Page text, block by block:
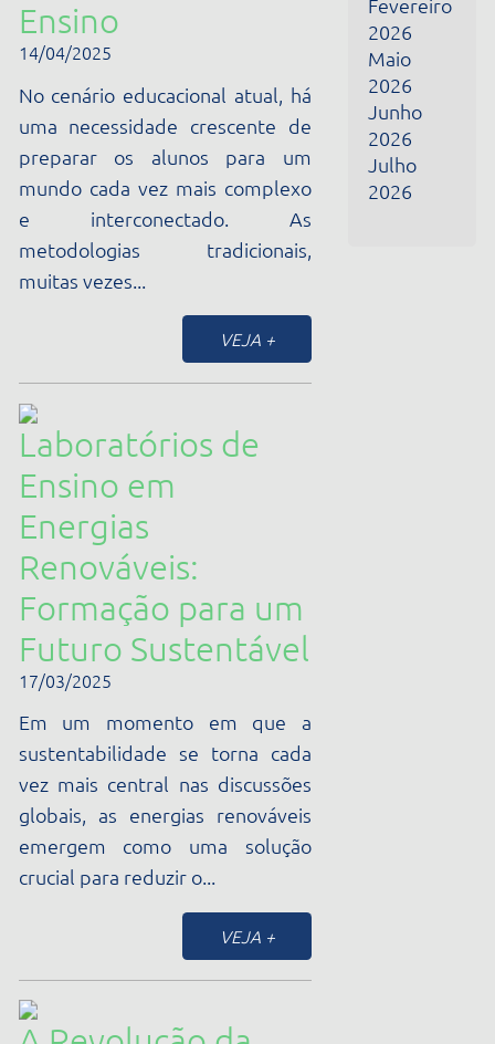
Laboratórios de
Ensino em
Energias
Renováveis:
Formação para um
Futuro Sustentável
17/03/2025
Em um momento em que a
vez mais central nas discussões
globais, as energias renováveis
emergem como uma solução
crucial para reduzir o...
VEJA +
A Revolução da
Educação com a
Metodologia
STEAM
03/02/2025
A Revolução da Educação com a
Metodologia STEAMA educação
está em constante evolução, e a
metodologia STEAM (Ciência,
Tecnologia,...
A Importância da
Tecnologia na